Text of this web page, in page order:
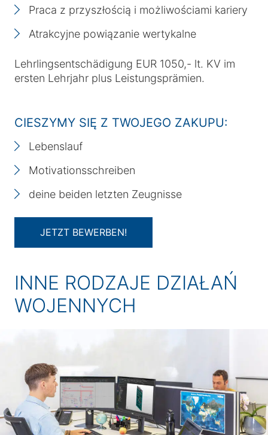
Praca z przyszłością i możliwościami kariery
Atrakcyjne powiązanie wertykalne
Lehrlingsentschädigung EUR 1050,- lt. KV im
ersten Lehrjahr plus Leistungsprämien.
CIESZYMY SIĘ Z TWOJEGO ZAKUPU:
Lebenslauf
Motivationsschreiben
deine beiden letzten Zeugnisse
JETZT BEWERBEN!
INNE RODZAJE DZIAŁAŃ
WOJENNYCH